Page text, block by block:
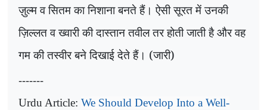
ज़ुल्म व सितम का निशाना बनते हैं। ऐसी सूरत में उनकी
ज़िल्लत व ख्वारी की दास्तान तवील तर होती जाती है और वह
गम की तस्वीर बने दिखाई देते हैं। (जारी)
-------
Urdu Article: We Should Develop Into a Well-